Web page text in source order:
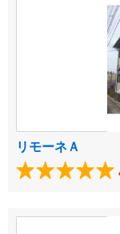
リモーネＡ